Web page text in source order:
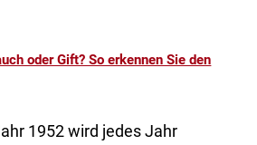
oder Gift? So erkennen Sie den
1952 wird jedes Jahr